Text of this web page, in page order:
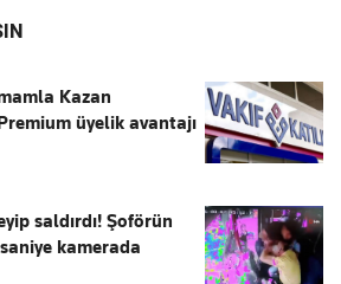
Kazan
üyelik avantajı
saldırdı! Şoförün
kamerada